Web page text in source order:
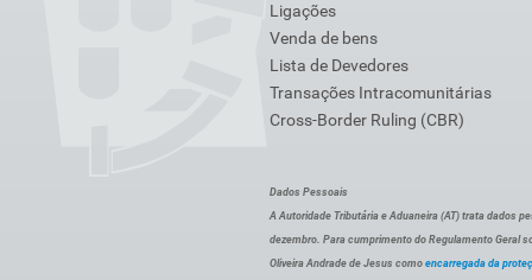
Ligações
Venda de bens
Lista de Devedores
Transações Intracomunitárias
Cross-Border Ruling (CBR)
Dados Pessoais
A Autoridade Tributária e Aduaneira (AT) trata dados
dezembro. Para cumprimento do Regulamento Geral
Oliveira Andrade de Jesus como encarregada da